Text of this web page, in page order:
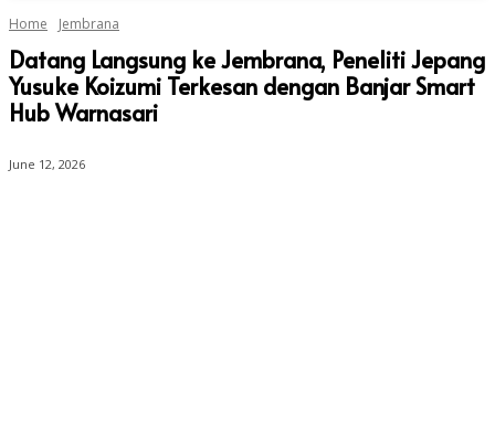
Home Jembrana
Datang Langsung ke Jembrana, Peneliti Jepang
Yusuke Koizumi Terkesan dengan Banjar Smart
Hub Warnasari
June 12, 2026